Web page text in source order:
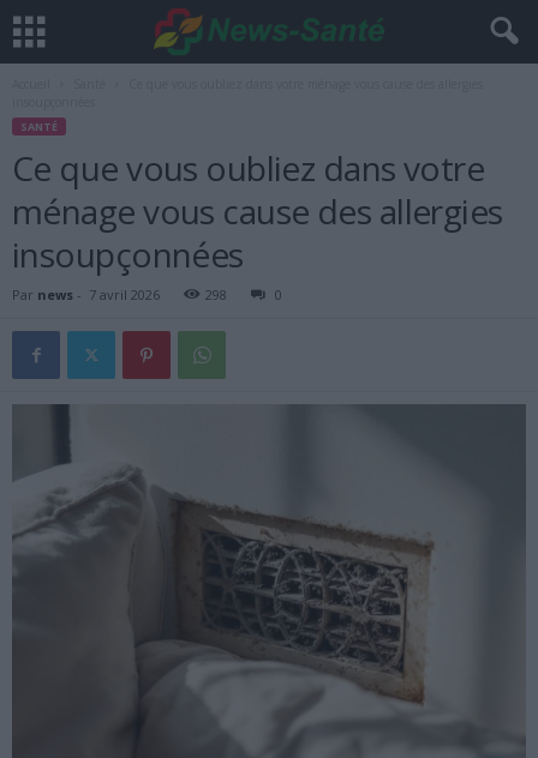
SANTÉ
Ce que vous oubliez dans votre
ménage vous cause des allergies
insoupçonnées
Par news - 7 avril 2026 298 0